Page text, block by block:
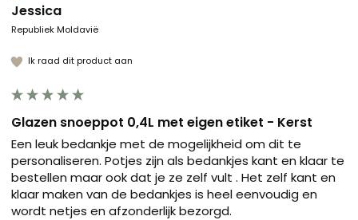
Jessica
Republiek Moldavië
Ik raad dit product aan
Glazen snoeppot 0,4L met eigen etiket - Kerst
Een leuk bedankje met de mogelijkheid om dit te
personaliseren. Potjes zijn als bedankjes kant en klaar te
bestellen maar ook dat je ze zelf vult . Het zelf kant en
klaar maken van de bedankjes is heel eenvoudig en
wordt netjes en afzonderlijk bezorgd.